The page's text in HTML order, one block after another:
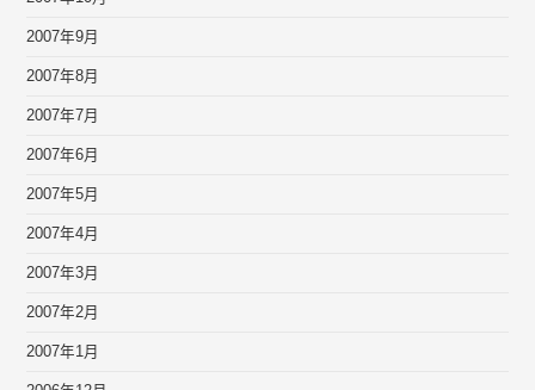
2007年9月
2007年8月
2007年7月
2007年6月
2007年5月
2007年4月
2007年3月
2007年2月
2007年1月